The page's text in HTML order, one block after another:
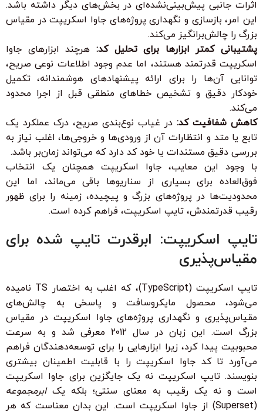
اثرات جانبی پیش‌بینی‌نشده‌ای در بخش‌های دیگر داشته باشد.
این امر، بازسازی و نگهداری پروژه‌های جاوا اسکریپت در مقیاس
بزرگ را چالش‌برانگیز می‌کند.
پشتیبانی کمتر ابزارها برای تحلیل کد: هرچند ابزارهای جاوا
اسکریپت قدرتمند هستند، اما عدم وجود اطلاعات نوعی صریح،
توانایی آن‌ها را برای ارائه پیشنهادهای هوشمندانه، تکمیل
خودکار دقیق و تشخیص خطاهای منطقی قبل از اجرا محدود
می‌کند.
کاهش شفافیت کد: در غیاب نوع‌بندی صریح، درک عملکرد یک
تابع یا متد و انتظارات آن از ورودی‌ها و خروجی‌ها، اغلب نیاز به
بررسی دقیق مستندات یا خود کد دارد که می‌تواند زمان‌بر باشد.
با وجود این معایب، جاوا اسکریپت همچنان یک انتخاب
فوق‌العاده برای بسیاری از سناریوها باقی می‌ماند، اما این
محدودیت‌ها در پروژه‌های بزرگ و پیچیده، زمینه را برای ظهور
رقیب قدرتمندش، تایپ اسکریپت، فراهم کرده است.
تایپ اسکریپت: ابرقدرت تایپ شده برای
مقیاس‌پذیری
تایپ اسکریپت (TypeScript)، که اغلب به اختصار TS نامیده
می‌شود، محصول مایکروسافت و پاسخی به چالش‌های
مقیاس‌پذیری و نگهداری پروژه‌های جاوا اسکریپت در مقیاس
بزرگ است. این زبان در سال ۲۰۱۲ معرفی شد و به سرعت
محبوبیت پیدا کرد، زیرا ابزارهایی را برای توسعه‌دهندگان فراهم
می‌آورد تا کد جاوا اسکریپت را با قابلیت اطمینان بیشتری
بنویسند. تایپ اسکریپت نه یک جایگزین برای جاوا اسکریپت
است و نه یک رقیب به معنای سنتی؛ بلکه یکابرمجموعه
(Superset) از جاوا اسکریپت است. این بدان معناست که هر